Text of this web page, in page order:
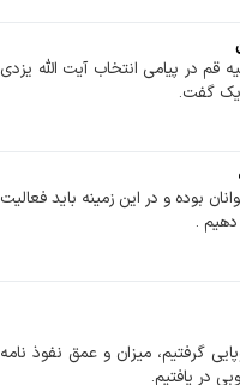
در پیامی انتخاب آیت الله یزدی
گفت.
بوده و در این زمینه باید فعالیت
دهیم .
گرفتیم، میزان و عمق نفوذ نامه
در یافتیم.